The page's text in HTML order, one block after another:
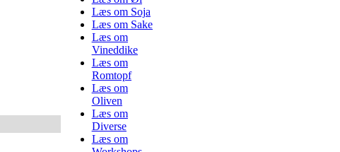
Læs om Soja
Læs om Sake
Læs om
Vineddike
Læs om
Romtopf
Læs om
Oliven
Læs om
Diverse
Læs om